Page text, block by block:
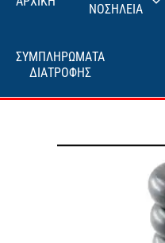
ΝΟΣΗΛΕΙΑ
ΣΥΜΠΛΗΡΩΜΑΤΑ
ΔΙΑΤΡΟΦΗΣ